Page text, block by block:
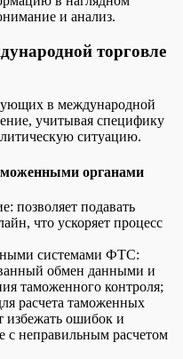
и анализ.
торговле
в международной
учитывая специфику
ситуацию.
органами
позволяет подавать
что ускоряет процесс
системами ФТС:
обмен данными и
таможенного контроля;
расчета таможенных
избежать ошибок и
с неправильным расчетом